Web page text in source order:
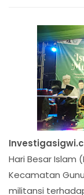
Hari Besar Islam
Kecamatan
militansi